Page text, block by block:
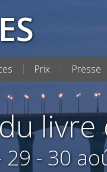
Prix Presse
livre
29 - 30